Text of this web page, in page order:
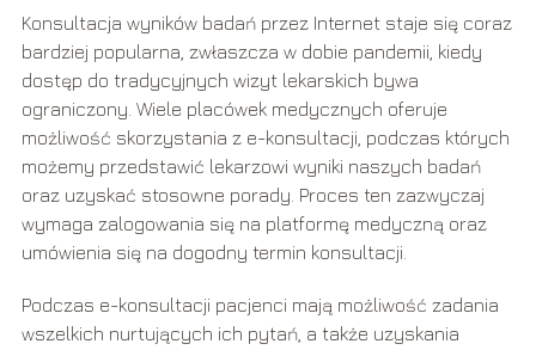
Konsultacja wyników badań przez Internet staje się coraz
bardziej popularna, zwłaszcza w dobie pandemii, kiedy
dostęp do tradycyjnych wizyt lekarskich bywa
ograniczony. Wiele placówek medycznych oferuje
możliwość skorzystania z e-konsultacji, podczas których
możemy przedstawić lekarzowi wyniki naszych badań
oraz uzyskać stosowne porady. Proces ten zazwyczaj
wymaga zalogowania się na platformę medyczną oraz
umówienia się na dogodny termin konsultacji.
Podczas e-konsultacji pacjenci mają możliwość zadania
wszelkich nurtujących ich pytań, a także uzyskania